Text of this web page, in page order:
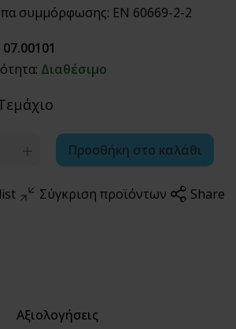
συμμόρφωσης: EN 60669-2-2
07.00101
Διαθέσιμο
Προσθήκη στο καλάθι
Σύγκριση προϊόντων Share
Αξιολογήσεις